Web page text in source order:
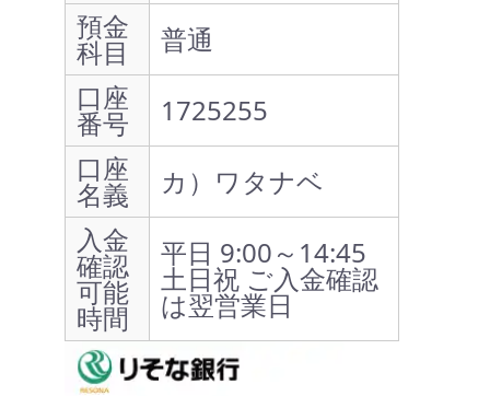
預金
科目
普通
口座
番号
1725255
口座
名義
カ）ワタナベ
入金
確認
可能
時間
平日 9:00～14:45
土日祝 ご入金確認
は翌営業日